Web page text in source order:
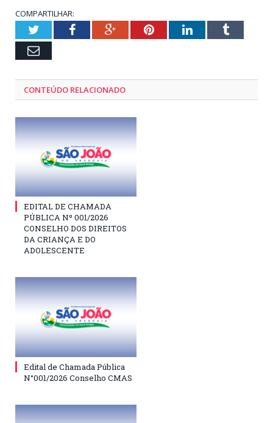
COMPARTILHAR:
TwitterFacebookGoogle+PinterestLinkedInTumblr
Email
CONTEÚDO RELACIONADO
EDITAL DE CHAMADA
PÚBLICA Nº 001/2026
CONSELHO DOS DIREITOS
DA CRIANÇA E DO
ADOLESCENTE
Edital de Chamada Pública
N°001/2026 Conselho CMAS